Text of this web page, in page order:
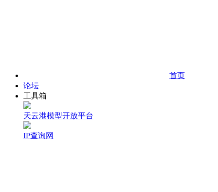
首页
论坛
工具箱
天云港模型开放平台
IP查询网